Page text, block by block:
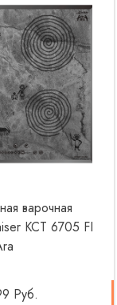
варочная
KCT 6705 FI
Руб.